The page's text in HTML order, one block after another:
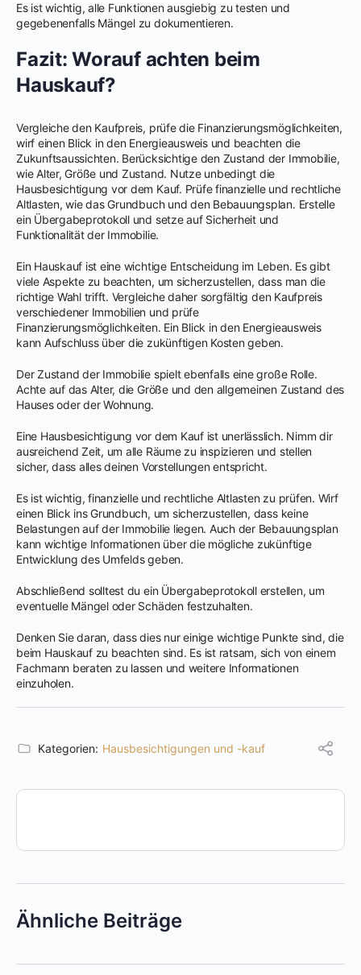
Es ist wichtig, alle Funktionen ausgiebig zu testen und
gegebenenfalls Mängel zu dokumentieren.
Fazit: Worauf achten beim
Hauskauf?
Vergleiche den Kaufpreis, prüfe die Finanzierungsmöglichkeiten,
wirf einen Blick in den Energieausweis und beachten die
Zukunftsaussichten. Berücksichtige den Zustand der Immobilie,
wie Alter, Größe und Zustand. Nutze unbedingt die
Hausbesichtigung vor dem Kauf. Prüfe finanzielle und rechtliche
Altlasten, wie das Grundbuch und den Bebauungsplan. Erstelle
ein Übergabeprotokoll und setze auf Sicherheit und
Funktionalität der Immobilie.
Ein Hauskauf ist eine wichtige Entscheidung im Leben. Es gibt
viele Aspekte zu beachten, um sicherzustellen, dass man die
richtige Wahl trifft. Vergleiche daher sorgfältig den Kaufpreis
verschiedener Immobilien und prüfe
Finanzierungsmöglichkeiten. Ein Blick in den Energieausweis
kann Aufschluss über die zukünftigen Kosten geben.
Der Zustand der Immobilie spielt ebenfalls eine große Rolle.
Achte auf das Alter, die Größe und den allgemeinen Zustand des
Hauses oder der Wohnung.
Eine Hausbesichtigung vor dem Kauf ist unerlässlich. Nimm dir
ausreichend Zeit, um alle Räume zu inspizieren und stellen
sicher, dass alles deinen Vorstellungen entspricht.
Es ist wichtig, finanzielle und rechtliche Altlasten zu prüfen. Wirf
einen Blick ins Grundbuch, um sicherzustellen, dass keine
Belastungen auf der Immobilie liegen. Auch der Bebauungsplan
kann wichtige Informationen über die mögliche zukünftige
Entwicklung des Umfelds geben.
Abschließend solltest du ein Übergabeprotokoll erstellen, um
eventuelle Mängel oder Schäden festzuhalten.
Denken Sie daran, dass dies nur einige wichtige Punkte sind, die
beim Hauskauf zu beachten sind. Es ist ratsam, sich von einem
Fachmann beraten zu lassen und weitere Informationen
einzuholen.
Kategorien: Hausbesichtigungen und -kauf
Ähnliche Beiträge